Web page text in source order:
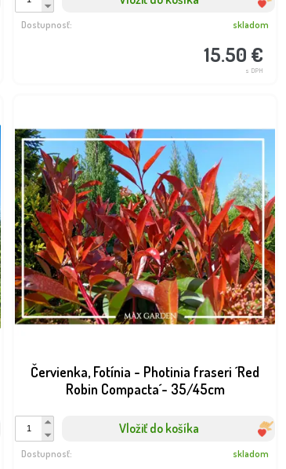
15.50 €
s DPH
Dostupnosť: skladom
Červienka, Fotínia - Photinia fraseri ´Red
Robin Compacta´- 35/45cm
Vložiť do košíka
Dostupnosť: skladom